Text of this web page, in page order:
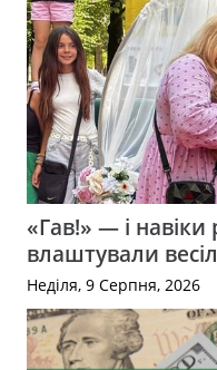
«Гав!» — і
влаштували
Неділя, 9 Серпня, 2026